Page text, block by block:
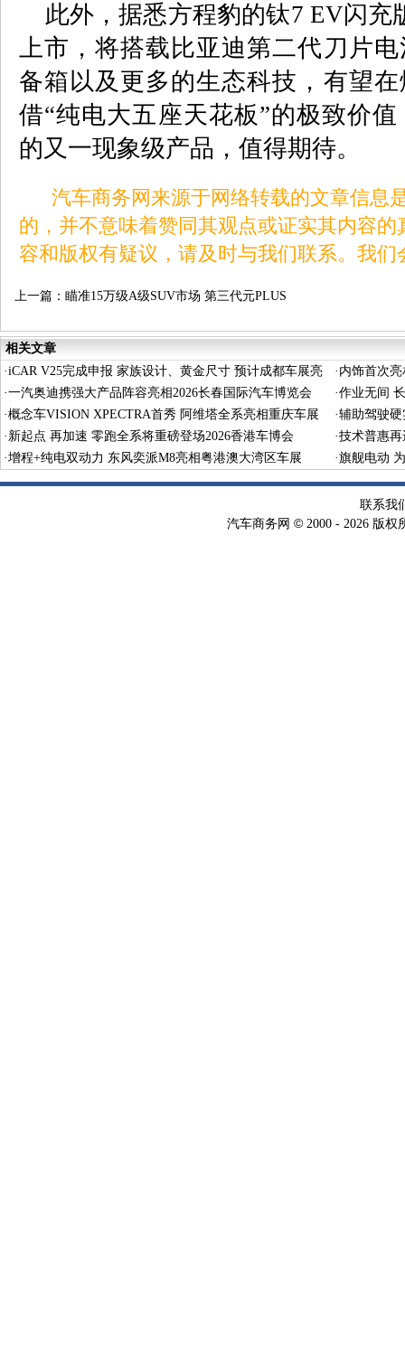
此外，据悉方程豹的钛7 EV闪充
上市，将搭载比亚迪第二代刀片
备箱以及更多的生态科技，有望
借“纯电大五座天花板”的极致价
的又一现象级产品，值得期待。
汽车商务网来源于网络转载的文章信息
的，并不意味着赞同其观点或证实其内容
容和版权有疑议，请及时与我们联系。我
上一篇： 瞄准15万级A级SUV市场 第三代元PLUS
相关文章
·iCAR V25完成申报 家族设计、黄金尺寸 预计成都车展亮
相
· 内饰首次
·一汽奥迪携强大产品阵容亮相2026长春国际汽车博览会 ·作业无间
·概念车VISION XPECTRA首秀 阿维塔全系亮相重庆车展 ·辅助驾驶硬
· 新起点 再加速 零跑全系将重磅登场2026香港车博会 ·技术普惠
车展
·增程+纯电双动力 东风奕派M8亮相粤港澳大湾区车展 ·旗舰电动
联系我
汽车商务网 © 2000 - 2026 版权